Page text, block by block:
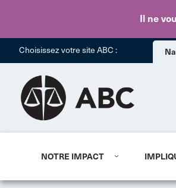
Il ne
Choisissez votre site ABC :
NOTRE IMPACT